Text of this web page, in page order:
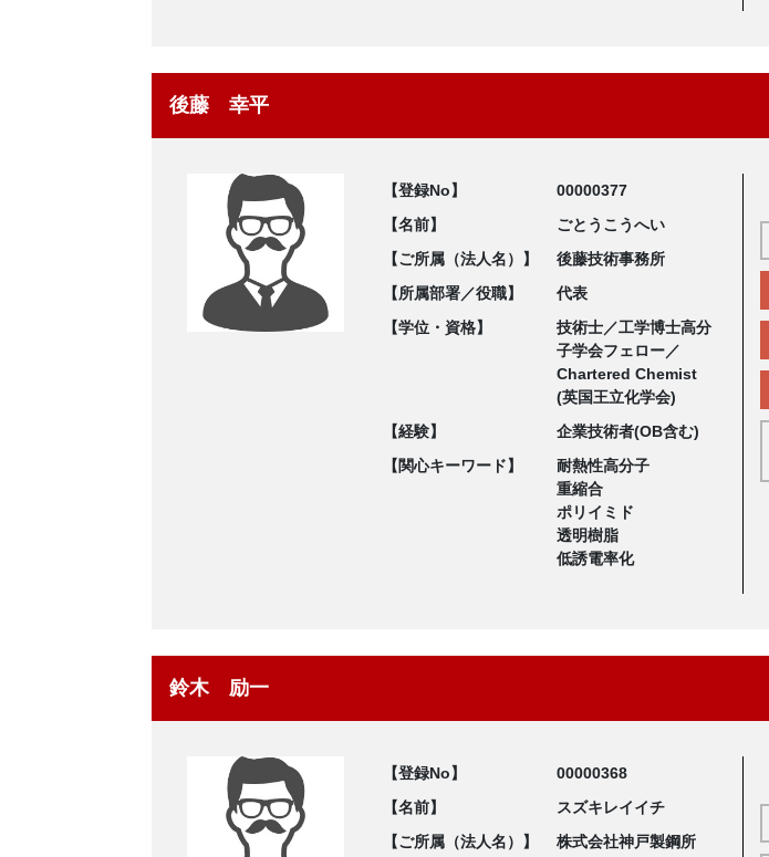
後藤 幸平
【登録No】
00000377
【名前】
ごとうこうへい
【ご所属（法人名）】
後藤技術事務所
【所属部署／役職】
代表
【学位・資格】
技術士／工学博士高分
子学会フェロー／
Chartered Chemist
(英国王立化学会)
【経験】
企業技術者(OB含む)
【関心キーワード】
耐熱性高分子
重縮合
ポリイミド
透明樹脂
低誘電率化
鈴木 励一
【登録No】
00000368
【名前】
スズキレイイチ
【ご所属（法人名）】
株式会社神戸製鋼所